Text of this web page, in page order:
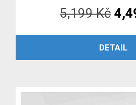
5,199Kč
byla:
PŘIDAT DO
DETAIL